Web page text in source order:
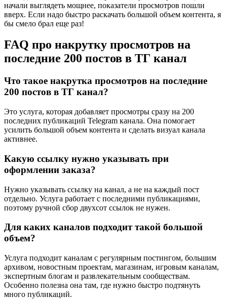
начали выглядеть мощнее, показатели просмотров пошли
вверх. Если надо быстро раскачать большой объем контента, я
бы смело брал еще раз!
FAQ про накрутку просмотров на
последние 200 постов в ТГ канал
Что такое накрутка просмотров на последние
200 постов в ТГ канал?
Это услуга, которая добавляет просмотры сразу на 200
последних публикаций Telegram канала. Она помогает
усилить большой объем контента и сделать визуал канала
активнее.
Какую ссылку нужно указывать при
оформлении заказа?
Нужно указывать ссылку на канал, а не на каждый пост
отдельно. Услуга работает с последними публикациями,
поэтому ручной сбор двухсот ссылок не нужен.
Для каких каналов подходит такой большой
объем?
Услуга подходит каналам с регулярным постингом, большим
архивом, новостным проектам, магазинам, игровым каналам,
экспертным блогам и развлекательным сообществам.
Особенно полезна она там, где нужно быстро подтянуть
много публикаций.